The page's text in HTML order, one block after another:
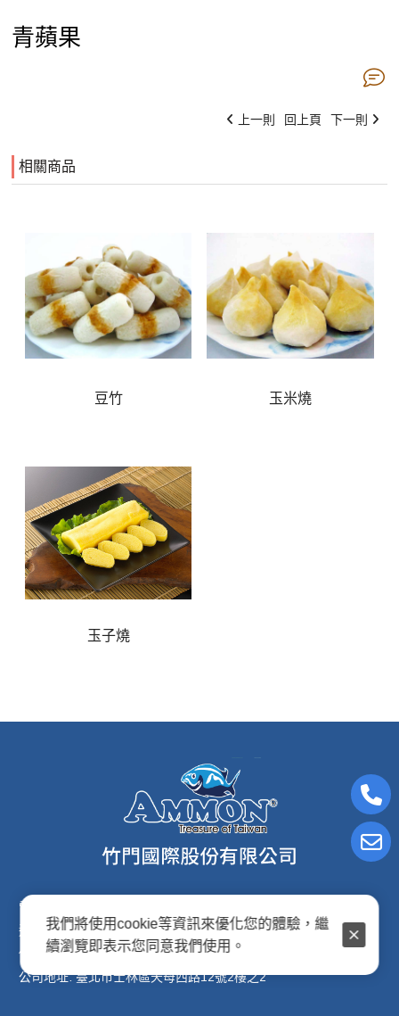
青蘋果
上一則 回上頁 下一則
相關商品
豆竹 玉米燒
玉子燒
電子信箱:ammon8@ms22.hinet.net
連絡電話: (02)2876-2691
傳真專線: (02)2876-2692
公司地址: 臺北市士林區天母西路12號2樓之2
我們將使用cookie等資訊來優化您的體驗，繼
續瀏覽即表示您同意我們使用。